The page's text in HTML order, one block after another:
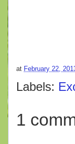
at February 22,
Labels:
1